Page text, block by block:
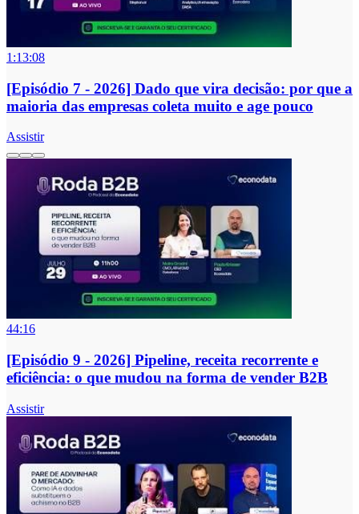
1:13:08
[Episódio 7 - 2026] Dado que vira decisão: por que a
maioria das empresas coleta muito e age pouco
Assistir
44:16
[Episódio 9 - 2026] Pipeline, receita recorrente e
eficiência: o que mudou na forma de vender B2B
Assistir